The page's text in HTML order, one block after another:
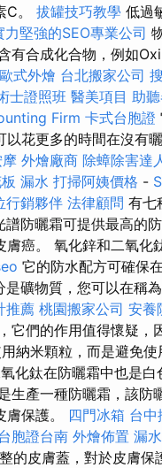
C。 拔罐技巧教學 低過
力堅強的SEO專業公司
有合成化合物，例如
歐式外燴 台北搬家公司
士證照班 醫美項目 助
Firm 卡式台胞證
花更多的時間在沒有
外燴廠商 除蟑除害達
漏水 打掃阿姨價格 -
行銷夥伴 法律顧問 有七
譜防曬霜可提供最高的防
癌。 氧化鋅和二氧化
它的防水配方可確保
礦物質，您可以在稱
推薦 桃園搬家公司 安養
它們的作用值得懷疑，
納米顆粒，而是避免使
化鈦在防曬霜中也是白
生產一種防曬霜，該防
保護。 四門冰箱 台中
胞證台南 外燴佈置 漏
的皮膚蓋，對於皮膚保